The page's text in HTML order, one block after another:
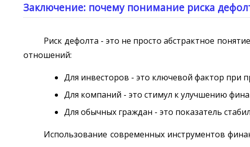
Заключение: почему понимание риска
Риск дефолта - это не просто абстрактное
отношений:
Для инвесторов - это ключевой фактор при
Для компаний - это стимул к улучшению
Для обычных граждан - это показатель
Использование современных инструментов